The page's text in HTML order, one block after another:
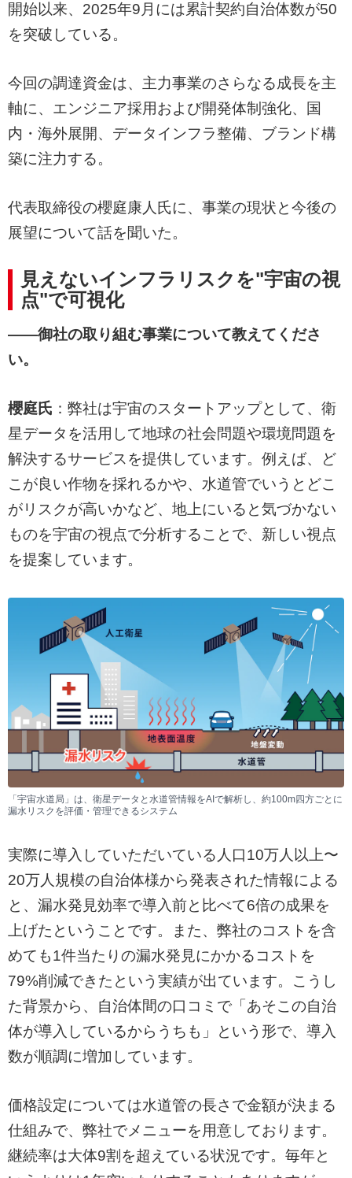
開始以来、2025年9月には累計契約自治体数が50
を突破している。
今回の調達資金は、主力事業のさらなる成長を主
軸に、エンジニア採用および開発体制強化、国
内・海外展開、データインフラ整備、ブランド構
築に注力する。
代表取締役の櫻庭康人氏に、事業の現状と今後の
展望について話を聞いた。
見えないインフラリスクを"宇宙の視
点"で可視化
——御社の取り組む事業について教えてくださ
い。
櫻庭氏 ：弊社は宇宙のスタートアップとして、衛
星データを活用して地球の社会問題や環境問題を
解決するサービスを提供しています。例えば、ど
こが良い作物を採れるかや、水道管でいうとどこ
がリスクが高いかなど、地上にいると気づかない
ものを宇宙の視点で分析することで、新しい視点
を提案しています。
「宇宙水道局」は、衛星データと水道管情報をAIで解析し、約100m四方ごとに
漏水リスクを評価・管理できるシステム
実際に導入していただいている人口10万人以上〜
20万人規模の自治体様から発表された情報による
と、漏水発見効率で導入前と比べて6倍の成果を
上げたということです。また、弊社のコストを含
めても1件当たりの漏水発見にかかるコストを
79%削減できたという実績が出ています。こうし
た背景から、自治体間の口コミで「あそこの自治
体が導入しているからうちも」という形で、導入
数が順調に増加しています。
価格設定については水道管の長さで金額が決まる
仕組みで、弊社でメニューを用意しております。
継続率は大体9割を超えている状況です。毎年と